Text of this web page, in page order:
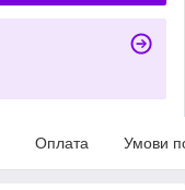
Оплата Умови